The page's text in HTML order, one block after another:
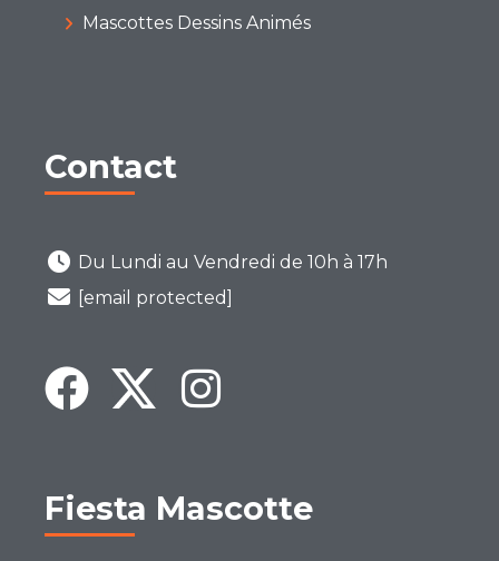
Mascottes Dessins Animés
Contact
Du Lundi au Vendredi de 10h à 17h
[email protected]
Fiesta Mascotte